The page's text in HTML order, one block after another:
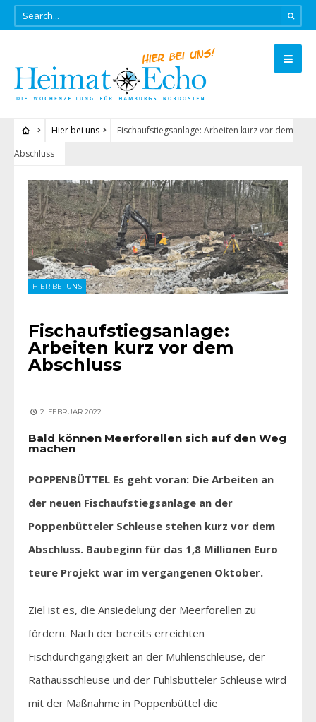
Hier bei uns
Fischaufstiegsanlage: Arbeiten kurz vor dem
Abschluss
HIER BEI UNS
Fischaufstiegsanlage:
Arbeiten kurz vor dem
Abschluss
2. FEBRUAR 2022
Bald können Meerforellen sich auf den Weg
machen
POPPENBÜTTEL Es geht voran: Die Arbeiten an
der neuen Fischaufstiegsanlage an der
Poppenbütteler Schleuse stehen kurz vor dem
Abschluss. Baubeginn für das 1,8 Millionen Euro
teure Projekt war im vergangenen Oktober.
Ziel ist es, die Ansiedelung der Meerforellen zu
fördern. Nach der bereits erreichten
Fischdurchgängigkeit an der Mühlenschleuse, der
Rathausschleuse und der Fuhlsbütteler Schleuse wird
mit der Maßnahme in Poppenbüttel die